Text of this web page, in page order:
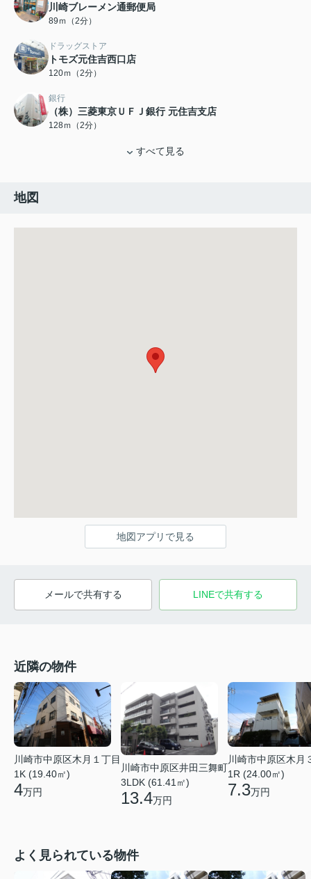
川崎ブレーメン通郵便局
89ｍ（2分）
ドラッグストア
トモズ元住吉西口店
120ｍ（2分）
銀行
（株）三菱東京ＵＦＪ銀行 元住吉支店
128ｍ（2分）
すべて見る
地図
地図アプリで見る
メールで共有する LINEで共有する
近隣の物件
川崎市中原区木月１丁目
1K (19.40㎡)
4万円
川崎市中原区井田三舞町
3LDK (61.41㎡)
13.4万円
川崎市中原区木月
1R (24.00㎡)
7.3万円
よく見られている物件